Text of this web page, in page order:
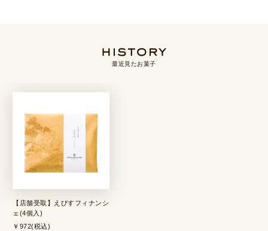
最近見たお菓子
【店舗受取】えびすフィナンシ
ェ(4個入)
￥972(税込)